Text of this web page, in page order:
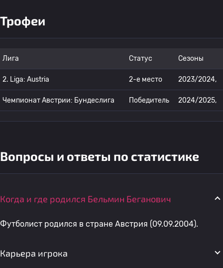
Трофеи
Лига Статус Сезоны
2. Liga: Austria 2-е место 2023/2024,
Чемпионат Австрии: Бундеслига Победитель 2024/2025,
Вопросы и ответы по статистике
Когда и где родился Бельмин Беганович
Футболист родился в стране Австрия (09.09.2004).
Карьера игрока